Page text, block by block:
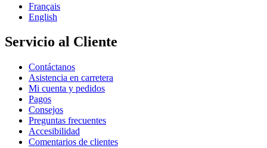
Français
English
Servicio al Cliente
Contáctanos
Asistencia en carretera
Mi cuenta y pedidos
Pagos
Consejos
Preguntas frecuentes
Accesibilidad
Comentarios de clientes